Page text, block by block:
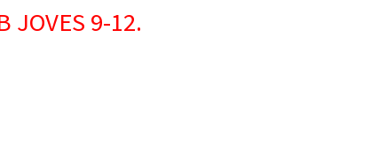
JOVES 9-12.